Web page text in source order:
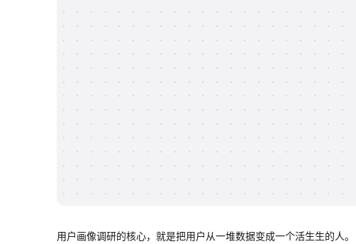
用户画像调研的核心，就是把用户从一堆数据变成一个活生生的人